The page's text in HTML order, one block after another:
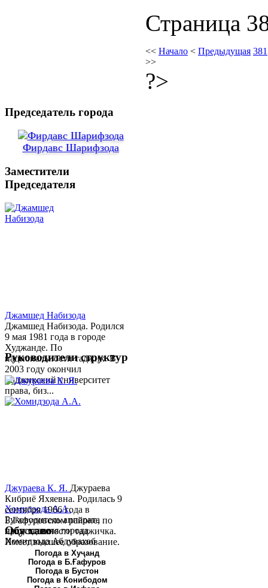
Страница
<< Начало < Предыдущая 381
>>
?>
Председатель города
Фирдавс Шарифзода
Заместители
Председателя
Джамшед Набизода
Джамшед Набизода. Родился
9 мая 1981 года в городе
Худжанде. По
национальности таджик. В
2003 году окончил
Таджикский университет
права, биз...
Хомидзода А.А.
Руководитель аппарата
председателя города
Хомидзода Абдувахоб
Абдумаджид родился 8
июня 1978 года в городе
Худжанде. По
национальности...
Руководители структур
Джураева К. Я. Джураева
Кибриё Яхяевна. Родилась 9
сентября 1966 года в
Б.Гафуровском районе, по
национальности таджичка.
Имеет высшее образование.
В 1997 ...
Обу хаво
Погода в Хуҷанд
Погода в Б.Ғафуров
Погода в Бустон
Погода в Конибодом